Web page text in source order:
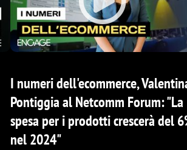
I numeri dell'ecommerce,
Pontiggia al Netcomm Forum: "La
spesa per i prodotti crescerà del
nel 2024"